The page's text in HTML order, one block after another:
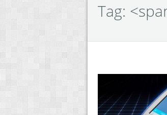
Tag: